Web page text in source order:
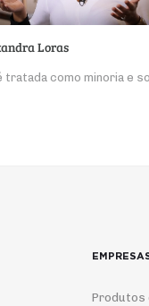
Loras
tratada como minoria e
Produtos